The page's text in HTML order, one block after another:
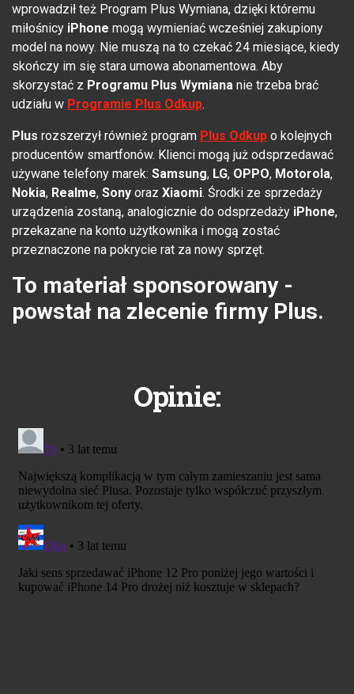
wprowadził też Program Plus Wymiana, dzięki któremu
miłośnicy iPhone mogą wymieniać wcześniej zakupiony
model na nowy. Nie muszą na to czekać 24 miesiące, kiedy
skończy im się stara umowa abonamentowa. Aby
skorzystać z Programu Plus Wymiana nie trzeba brać
udziału w Programie Plus Odkup.
Plus rozszerzył również program Plus Odkup o kolejnych
producentów smartfonów. Klienci mogą już odsprzedawać
używane telefony marek: Samsung, LG, OPPO, Motorola,
Nokia, Realme, Sony oraz Xiaomi. Środki ze sprzedaży
urządzenia zostaną, analogicznie do odsprzedaży iPhone,
przekazane na konto użytkownika i mogą zostać
przeznaczone na pokrycie rat za nowy sprzęt.
To materiał sponsorowany -
powstał na zlecenie firmy Plus.
Opinie: